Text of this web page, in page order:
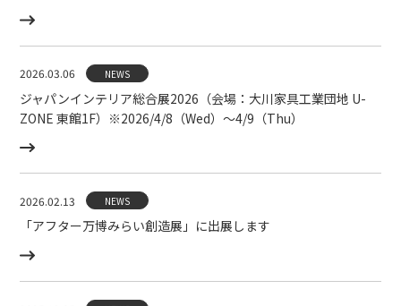
2026.03.06 NEWS
ジャパンインテリア総合展2026（会場：大川家具工業団地 U-
ZONE 東館1F）※2026/4/8（Wed）〜4/9（Thu）
2026.02.13 NEWS
「アフター万博みらい創造展」に出展します